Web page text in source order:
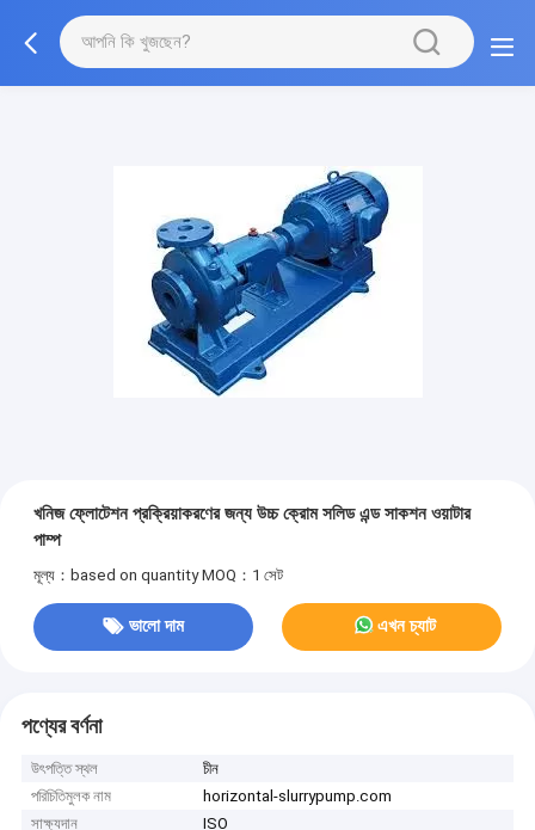
খনিজ ফ্লোটেশন প্রক্রিয়াকরণের জন্য উচ্চ ক্রোম সলিড এন্ড সাকশন ওয়াটার
পাম্প
মূল্য：based on quantity MOQ：1 সেট
ভালো দাম এখন চ্যাট
পণ্যের বর্ণনা
উৎপত্তি স্থল
চীন
পরিচিতিমুলক নাম
horizontal-slurrypump.com
সাক্ষ্যদান
ISO